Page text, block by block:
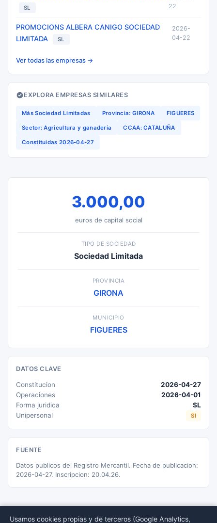
SL
22
PROMOCIONS ALBERA CANIGO SOCIEDAD
LIMITADA
SL
2026-
04-22
Ver todas las empresas →
EXPLORA EMPRESAS SIMILARES
Más Sociedad Limitadas Provincia: GIRONA FIGUERES
Sector: Agricultura y ganaderia CCAA: CATALUÑA
Constituidas 2026-04-27
3.000,00
euros de capital social
TIPO DE SOCIEDAD
Sociedad Limitada
PROVINCIA
GIRONA
MUNICIPIO
FIGUERES
DATOS CLAVE
Constitucion
2026-04-27
Operaciones
2026-04-01
Forma juridica
SL
Unipersonal
SI
FUENTE
Datos publicos del Registro Mercantil. Fecha de publicacion:
2026-04-27. Inscripcion: 20.04.26.
Usamos cookies propias y de terceros (Google Analytics,